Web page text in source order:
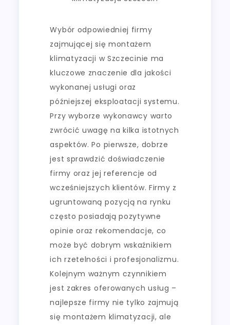
Wybór odpowiedniej firmy
zajmującej się montażem
klimatyzacji w Szczecinie ma
kluczowe znaczenie dla jakości
wykonanej usługi oraz
późniejszej eksploatacji systemu.
Przy wyborze wykonawcy warto
zwrócić uwagę na kilka istotnych
aspektów. Po pierwsze, dobrze
jest sprawdzić doświadczenie
firmy oraz jej referencje od
wcześniejszych klientów. Firmy z
ugruntowaną pozycją na rynku
często posiadają pozytywne
opinie oraz rekomendacje, co
może być dobrym wskaźnikiem
ich rzetelności i profesjonalizmu.
Kolejnym ważnym czynnikiem
jest zakres oferowanych usług –
najlepsze firmy nie tylko zajmują
się montażem klimatyzacji, ale